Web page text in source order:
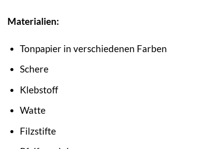
Materialien:
Tonpapier in verschiedenen Farben
Schere
Klebstoff
Watte
Filzstifte